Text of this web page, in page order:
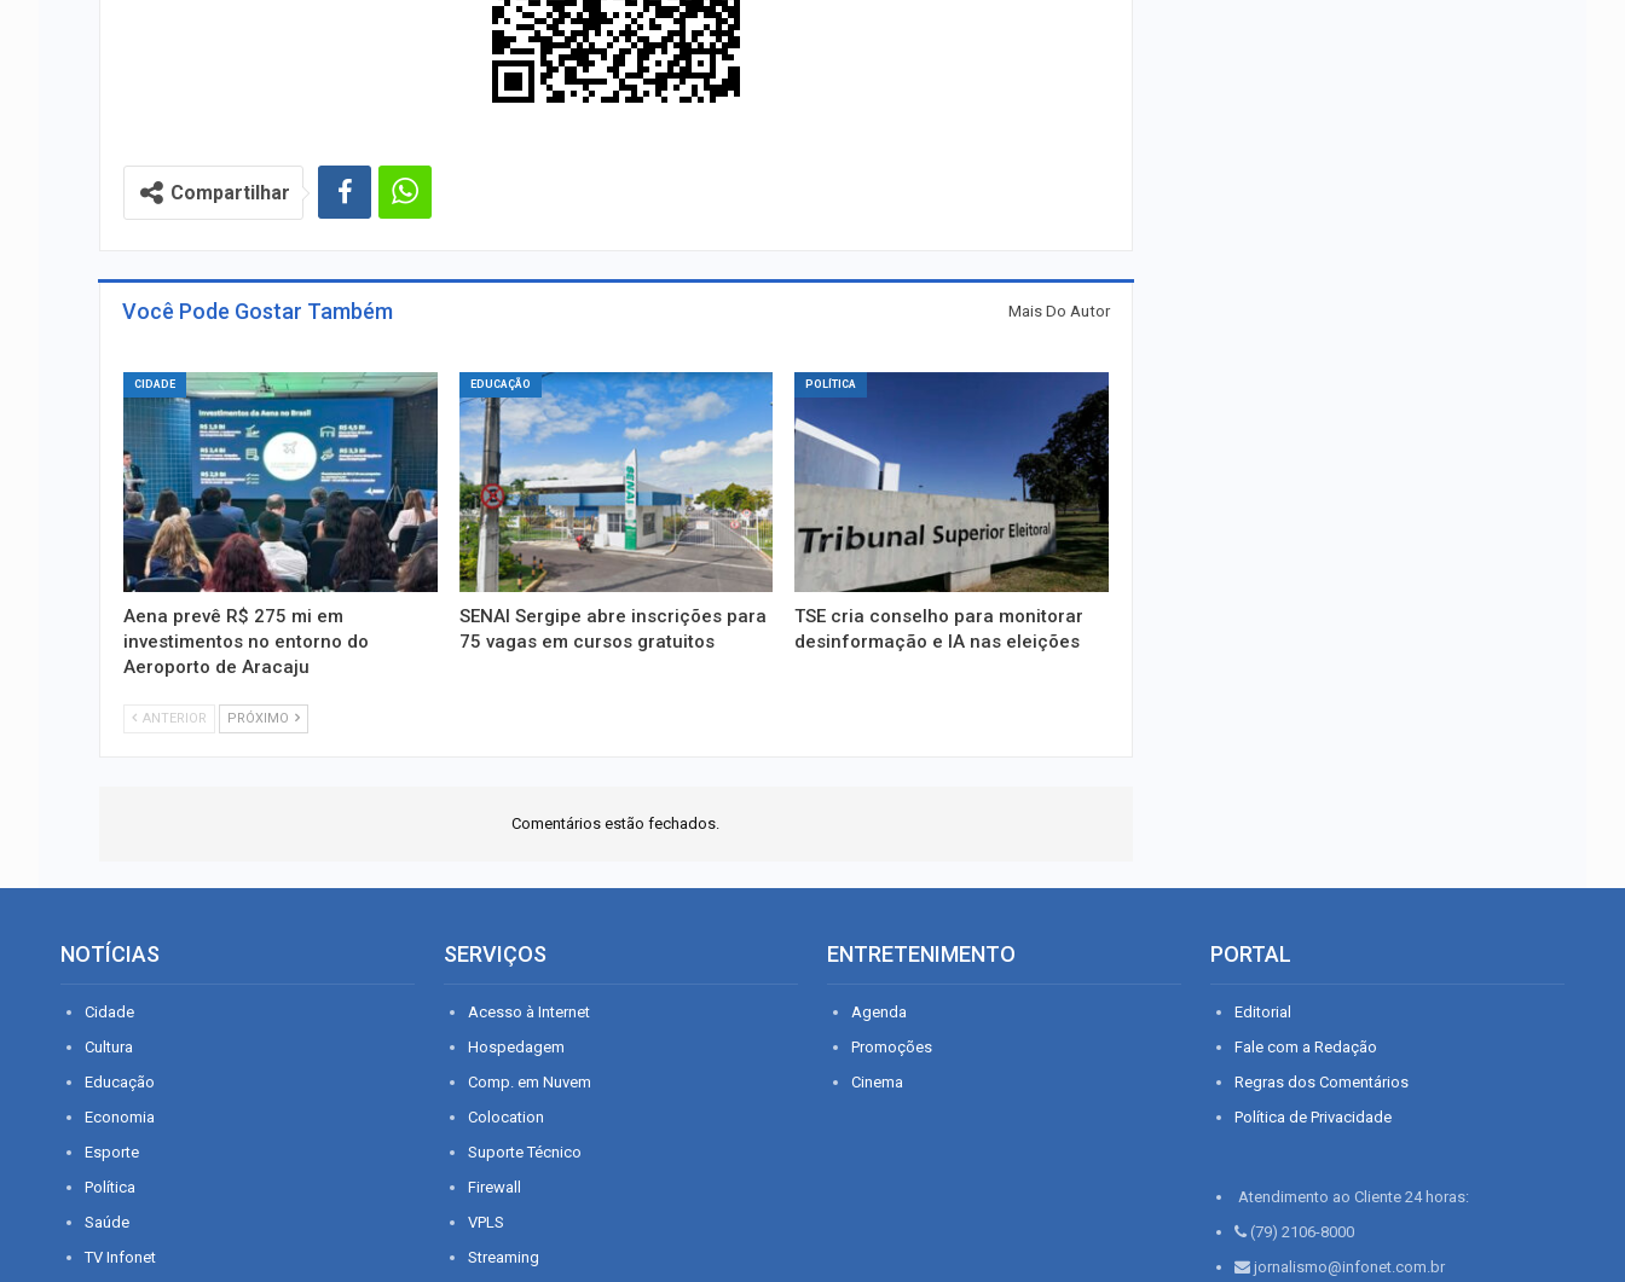
Compartilhar
Você Pode Gostar Também Mais Do Autor
CIDADE
Aena prevê R$ 275 mi em
investimentos no entorno do
Aeroporto de Aracaju
EDUCAÇÃO
SENAI Sergipe abre inscrições para
75 vagas em cursos gratuitos
POLÍTICA
TSE cria conselho para monitorar
desinformação e IA nas eleições
ANTERIOR PRÓXIMO
Comentários estão fechados.
NOTÍCIAS
Cidade
Cultura
Educação
Economia
Esporte
Política
Saúde
TV Infonet
SERVIÇOS
Acesso à Internet
Hospedagem
Comp. em Nuvem
Colocation
Suporte Técnico
Firewall
VPLS
Streaming
ENTRETENIMENTO
Agenda
Promoções
Cinema
PORTAL
Editorial
Fale com a Redação
Regras dos Comentários
Política de Privacidade
Atendimento ao Cliente 24 horas:
(79) 2106-8000
jornalismo@infonet.com.br